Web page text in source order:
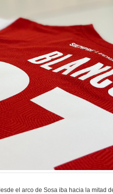
el arco de Sosa iba hacia la mitad